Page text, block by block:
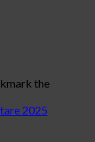
the
2025